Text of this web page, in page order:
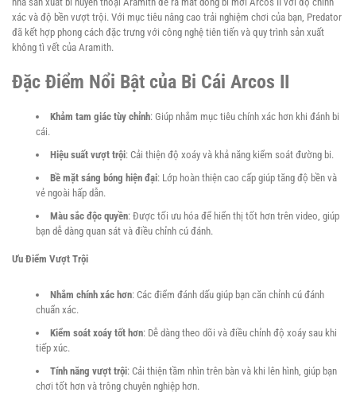
Kiện
Trang
Phục
xác và độ bền vượt trội. Với mục tiêu nâng cao trải nghiệm chơi của bạn, Predator
đã kết hợp phong cách đặc trưng với công nghệ tiên tiến và quy trình sản xuất
không tì vết của Aramith.
Đặc Điểm Nổi Bật của Bi Cái Arcos II
Khảm tam giác tùy chỉnh: Giúp nhắm mục tiêu chính xác hơn khi đánh bi
cái.
Hiệu suất vượt trội: Cải thiện độ xoáy và khả năng kiểm soát đường bi.
Bề mặt sáng bóng hiện đại: Lớp hoàn thiện cao cấp giúp tăng độ bền và
vẻ ngoài hấp dẫn.
Màu sắc độc quyền: Được tối ưu hóa để hiển thị tốt hơn trên video, giúp
bạn dễ dàng quan sát và điều chỉnh cú đánh.
Ưu Điểm Vượt Trội
Nhắm chính xác hơn: Các điểm đánh dấu giúp bạn căn chỉnh cú đánh
chuẩn xác.
Kiểm soát xoáy tốt hơn: Dễ dàng theo dõi và điều chỉnh độ xoáy sau khi
tiếp xúc.
Tính năng vượt trội: Cải thiện tầm nhìn trên bàn và khi lên hình, giúp bạn
chơi tốt hơn và trông chuyên nghiệp hơn.